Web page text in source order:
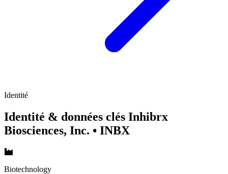
Identité
Identité & données clés Inhibrx
Biosciences, Inc. • INBX
Biotechnology